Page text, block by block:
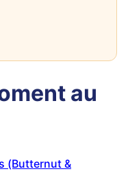
au
(Butternut &